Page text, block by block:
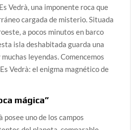
Vedrà, una imponente roca que
cargada de misterio. Situada
a pocos minutos en barco
isla deshabitada guarda una
leyendas. Comencemos
Vedrà: el enigma magnético de
mágica”
posee uno de los campos